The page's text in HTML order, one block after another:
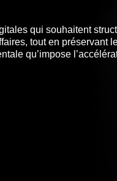
qui souhaitent
tout en préservant
qu’impose